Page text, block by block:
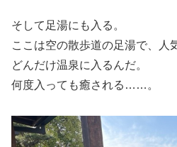
そして足湯にも入る。
ここは空の散歩道の足湯で、人
どんだけ温泉に入るんだ。
何度入っても癒される……。